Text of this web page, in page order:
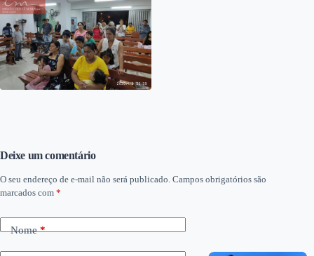
Deixe um comentário
O seu endereço de e-mail não será publicado. Campos obrigatórios são
marcados com *
Nome*